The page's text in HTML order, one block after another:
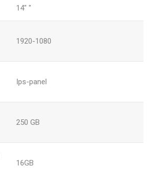
14" "
1920-1080
Ips-panel
250 GB
16GB